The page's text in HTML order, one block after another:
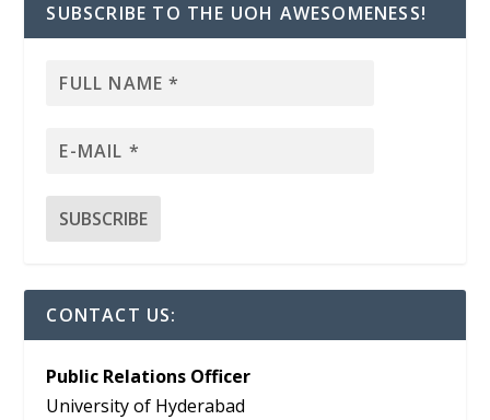
SUBSCRIBE TO THE UOH AWESOMENESS!
CONTACT US:
Public Relations Officer
University of Hyderabad